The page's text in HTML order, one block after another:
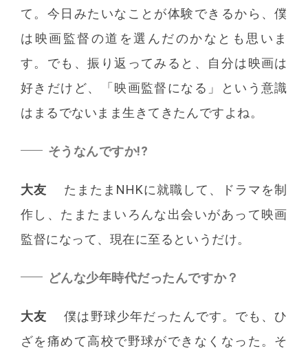
て。今日みたいなことが体験できるから、僕
は映画監督の道を選んだのかなとも思いま
す。でも、振り返ってみると、自分は映画は
好きだけど、「映画監督になる」という意識
はまるでないまま生きてきたんですよね。
そうなんですか!?
大友
たまたまNHKに就職して、ドラマを制
作し、たまたまいろんな出会いがあって映画
監督になって、現在に至るというだけ。
どんな少年時代だったんですか？
大友
僕は野球少年だったんです。でも、ひ
ざを痛めて高校で野球ができなくなった。そ